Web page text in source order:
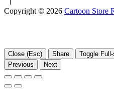
Copyright © 2026 Cartoon Store
Close (Esc) Share Toggle
Previous
Next